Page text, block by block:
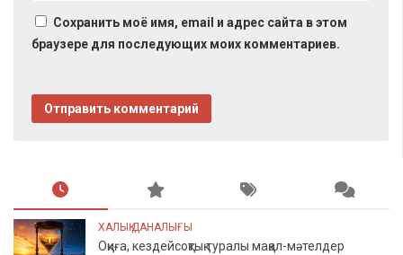
Сохранить моё имя, email и адрес сайта в этом
браузере для последующих моих комментариев.
ХАЛЫҚ ДАНАЛЫҒЫ
Оқиға, кездейсоқтық туралы мақал-мәтелдер